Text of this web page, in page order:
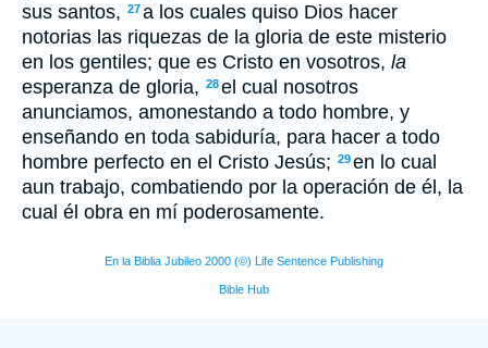
sus santos, 27a los cuales quiso Dios hacer
notorias las riquezas de la gloria de este misterio
en los gentiles; que es Cristo en vosotros, la
esperanza de gloria, 28el cual nosotros
anunciamos, amonestando a todo hombre, y
enseñando en toda sabiduría, para hacer a todo
hombre perfecto en el Cristo Jesús; 29en lo cual
aun trabajo, combatiendo por la operación de él, la
cual él obra en mí poderosamente.
En la Biblia Jubileo 2000 (©) Life Sentence Publishing
Bible Hub